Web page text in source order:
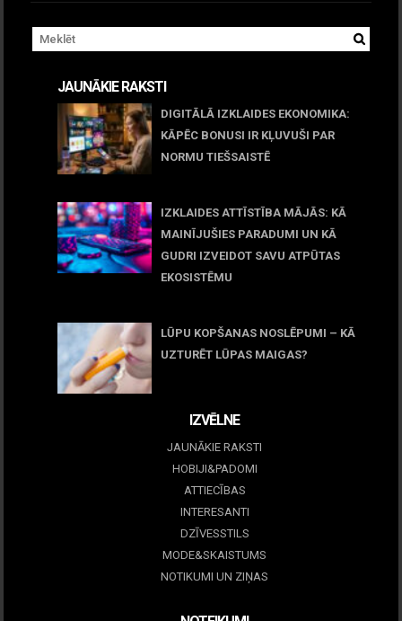
JAUNĀKIE RAKSTI
DIGITĀLĀ IZKLAIDES EKONOMIKA:
KĀPĒC BONUSI IR KĻUVUŠI PAR
NORMU TIEŠSAISTĒ
IZKLAIDES ATTĪSTĪBA MĀJĀS: KĀ
MAINĪJUŠIES PARADUMI UN KĀ
GUDRI IZVEIDOT SAVU ATPŪTAS
EKOSISTĒMU
LŪPU KOPŠANAS NOSLĒPUMI – KĀ
UZTURĒT LŪPAS MAIGAS?
IZVĒLNE
JAUNĀKIE RAKSTI
HOBIJI&PADOMI
ATTIECĪBAS
INTERESANTI
DZĪVESSTILS
MODE&SKAISTUMS
NOTIKUMI UN ZIŅAS